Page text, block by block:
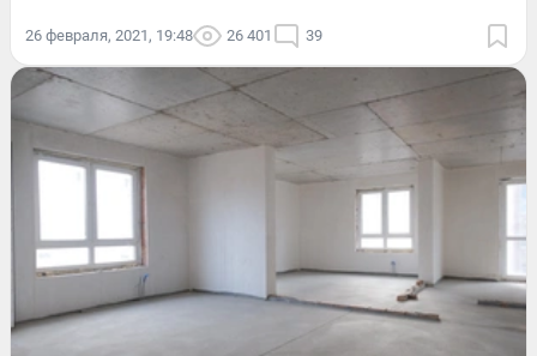
26 февраля, 2021, 19:48 26 401 39